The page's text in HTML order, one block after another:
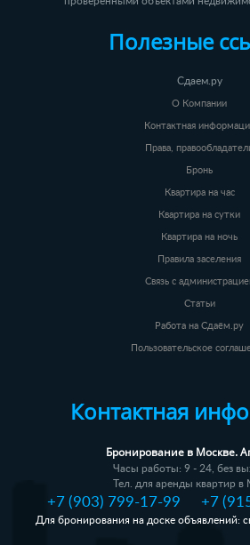
Полезные
Сдаем.ру
О Компании
Контактная
Права,
Бронь
Квартира на час
Квартира на сутки
Квартира на ночь
Правила заселения
Связь с
Статьи
Работа на Сдаём.ру
Пользовательское
Контактная
Бронирование в Москве.
Часы работы: 9 - 24, без
Тел. для аренды квартир в
+7 (903) 799-17-99 +7
Для бронирования на доске объявлений: